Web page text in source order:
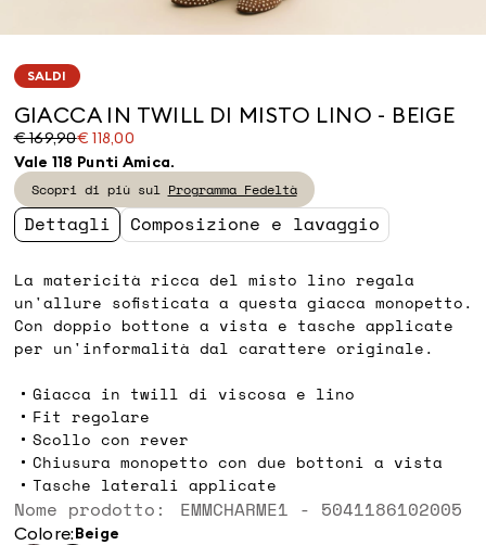
SALDI
GIACCA IN TWILL DI MISTO LINO - BEIGE
€ 169,90€ 118,00
Prezzo
originale
€
169,90
Prezzo
corrente
€
118,00
Vale 118 Punti Amica.
Scopri di più sul Programma Fedeltà
Dettagli Composizione e lavaggio
La matericità ricca del misto lino regala
un'allure sofisticata a questa giacca monopetto.
Con doppio bottone a vista e tasche applicate
per un'informalità dal carattere originale.
Giacca in twill di viscosa e lino
Fit regolare
Scollo con rever
Chiusura monopetto con due bottoni a vista
Tasche laterali applicate
Nome prodotto: EMMCHARME1 - 5041186102005
Colore: beige